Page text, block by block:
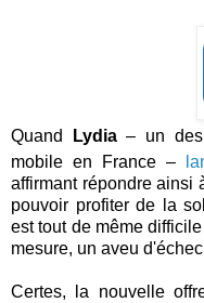
Quand Lydia– un des
mobile en France –
affirmant répondre ainsi
pouvoir profiter de la
est tout de même
mesure, un aveu
Certes, la nouvelle